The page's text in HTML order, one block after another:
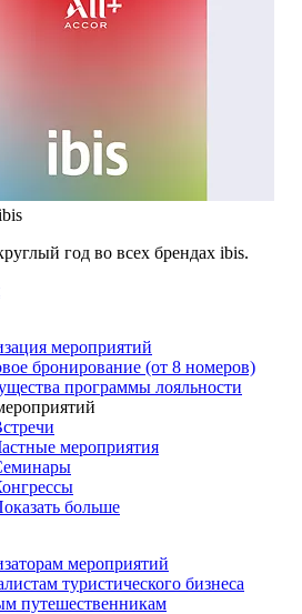
год во всех брендах ibis.
мероприятий
бронирование (от 8 номеров)
программы лояльности
мероприятия
больше
мероприятий
туристического бизнеса
путешественникам